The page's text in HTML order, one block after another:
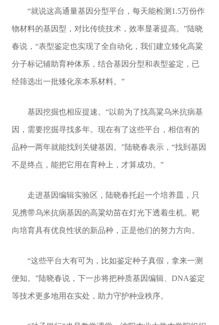
“就说这高通量基因分型平台，每天能检测1.5万份作
物材料的基因型，对比传统技术，效率显著提高。”陆晓
春说，“表型鉴定也实现了全自动化，我们建立矮化高粱
分子标记辅助育种体系，结合基因分型和表型鉴定，已
经筛选出一批矮化亲本系材料。”
基因挖掘也相应提速。“以前为了找高粱乌米抗病基
因，需要挖掘寻找多年。现在有了这些平台，相信有的
品种一两年就能找到关键基因。”陆晓春表示，“找到基因
不是终点，能把它用在育种上，才算成功。”
走进基因编辑实验区，陆晓春托起一个培养皿，只
见携带乌米抗病基因的高粱幼苗在灯光下透着生机。靶
向培育具有优良性状的新品种，正是他们的努力方向。
“这些平台大有可为，比如鉴定种子真假，拿来一测
便知。”陆晓春说，下一步将把种质基因编辑、DNA鉴定
等技术更多地用在实处，助力守护种业秩序。